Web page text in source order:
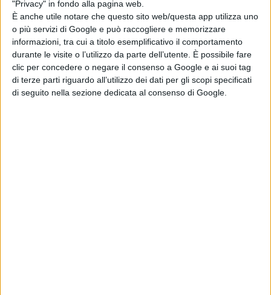
"Privacy" in fondo alla pagina web.
È anche utile notare che questo sito web/questa app utilizza uno
o più servizi di Google e può raccogliere e memorizzare
informazioni, tra cui a titolo esemplificativo il comportamento
durante le visite o l’utilizzo da parte dell’utente. È possibile fare
clic per concedere o negare il consenso a Google e ai suoi tag
di terze parti riguardo all’utilizzo dei dati per gli scopi specificati
di seguito nella sezione dedicata al consenso di Google.
Godzilla Minus
Zero: il re dei
mostri torna nel
teaser trailer
italiano
di La Redazione